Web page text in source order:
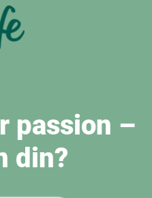
passion –
din?